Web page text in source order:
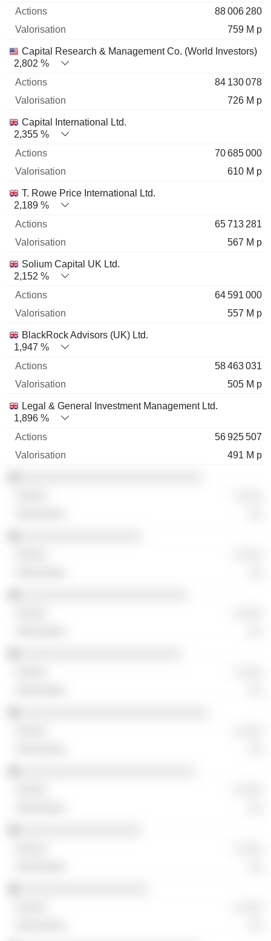
88 006 280
759 M p
Capital Research & Management Co. (World Investors)
2,802 %
84 130 078
726 M p
Capital International Ltd.
2,355 %
70 685 000
610 M p
T. Rowe Price International Ltd.
2,189 %
65 713 281
567 M p
Solium Capital UK Ltd.
2,152 %
64 591 000
557 M p
BlackRock Advisors (UK) Ltd.
1,947 %
58 463 031
505 M p
Legal & General Investment Management Ltd.
1,896 %
56 925 507
491 M p